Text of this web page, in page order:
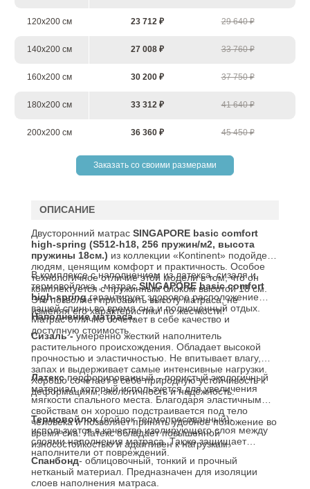
120х200 см 23 712 ₽ 29 640 ₽
140х200 см 27 008 ₽ 33 760 ₽
160х200 см 30 200 ₽ 37 750 ₽
180х200 см 33 312 ₽ 41 640 ₽
200х200 см 36 360 ₽ 45 450 ₽
Заказать со своими размерами
ОПИСАНИЕ
Двусторонний матрас SINGAPORE basic comfort
high-spring (S512-h18, 256 пружин/м2, высота
пружины 18см.) из коллекции «Kontinent» подойдет
людям, ценящим комфорт и практичность. Особое
технологичное отличие этой модели в том, что он
комплектуется с пружинным блоком высотой 18 см.
Это позволяет прибавить высоту матраса, не
изменяя его характеристики по жесткости!
В комплексе с наполнением из латекса, сизаля и
термовойлока , матрасSINGAPORE basic comfort
high-springгарантирует здоровое расположение
вашей спины во время сна и полноценный отдых.
Матрас отлично сочетает в себе качество и
доступную стоимость.
Наполнение матраса.
Сизаль -умеренно жесткий наполнитель
растительного происхождения. Обладает высокой
прочностью и эластичностью. Не впитывает влагу,
запах и выдерживает самые интенсивные нагрузки.
Хорошо сочетает в себе природную устойчивость к
деформациям, экологичность и надежность.
Латексперфорированный – пористый экологичный
материал, который используется для увеличения
мягкости спального места. Благодаря эластичным
свойствам он хорошо подстраивается под тело
человека и позволяет принять удобное положение во
время сна. Латекс обладает повышенной
износостойкостью и адаптивен к нагрузкам.
Термовойлок(войлок термопресованный)-
используется в качестве изолирующего слоя между
слоями наполнения матраса. Также защищает
наполнители от повреждений.
Спанбонд- облицовочный, тонкий и прочный
нетканый материал. Предназначен для изоляции
слоев наполнения матраса.